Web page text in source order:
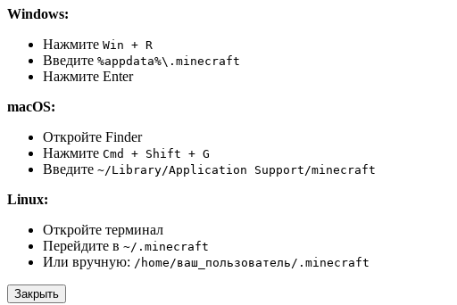
Windows:
Нажмите Win + R
Введите %appdata%\.minecraft
Нажмите Enter
macOS:
Откройте Finder
Нажмите Cmd + Shift + G
Введите ~/Library/Application Support/minecraft
Linux:
Откройте терминал
Перейдите в ~/.minecraft
Или вручную: /home/ваш_пользователь/.minecraft
Закрыть